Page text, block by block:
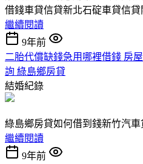
借錢車貸信貸新北石碇車貸信
繼續閱讀
9年前
二胎代償缺錢急用哪裡借錢 房
詢 綠島鄉房貸
結婚紀錄
綠島鄉房貸如何借到錢新竹汽
繼續閱讀
9年前